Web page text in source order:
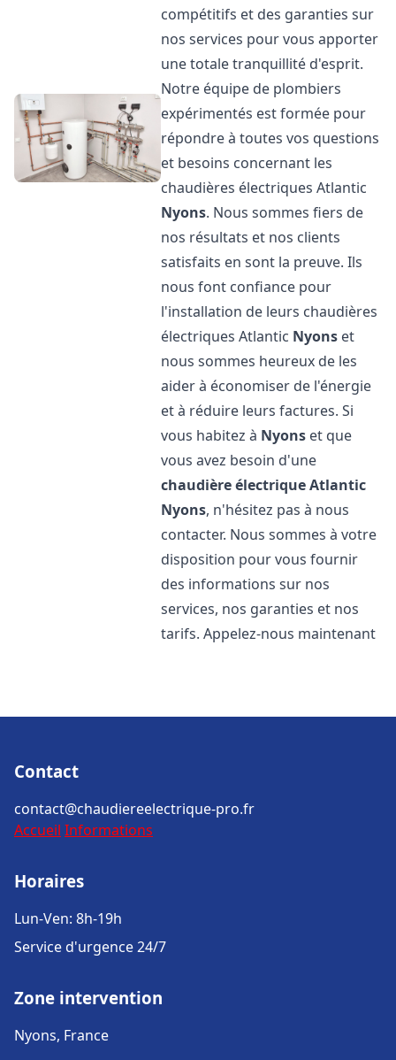
compétitifs et des garanties sur
nos services pour vous apporter
une totale tranquillité d'esprit.
Notre équipe de plombiers
expérimentés est formée pour
répondre à toutes vos questions
et besoins concernant les
chaudières électriques Atlantic
Nyons. Nous sommes fiers de
nos résultats et nos clients
satisfaits en sont la preuve. Ils
nous font confiance pour
l'installation de leurs chaudières
électriques Atlantic Nyons et
nous sommes heureux de les
aider à économiser de l'énergie
et à réduire leurs factures. Si
vous habitez à Nyons et que
vous avez besoin d'une
chaudière électrique Atlantic
Nyons, n'hésitez pas à nous
contacter. Nous sommes à votre
disposition pour vous fournir
des informations sur nos
services, nos garanties et nos
tarifs. Appelez-nous maintenant
Contact
contact@chaudiereelectrique-pro.fr
Accueil Informations
Horaires
Lun-Ven: 8h-19h
Service d'urgence 24/7
Zone intervention
Nyons, France